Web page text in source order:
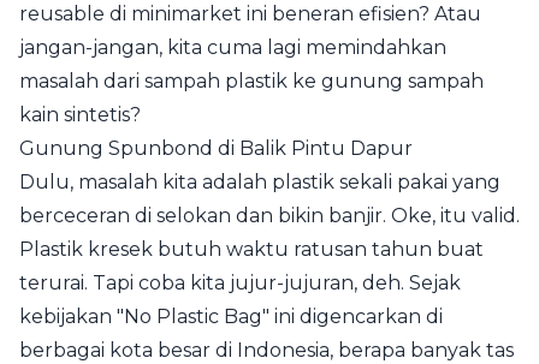
reusable di minimarket ini beneran efisien? Atau
jangan-jangan, kita cuma lagi memindahkan
masalah dari sampah plastik ke gunung sampah
kain sintetis?
Gunung Spunbond di Balik Pintu Dapur
Dulu, masalah kita adalah plastik sekali pakai yang
berceceran di selokan dan bikin banjir. Oke, itu valid.
Plastik kresek butuh waktu ratusan tahun buat
terurai. Tapi coba kita jujur-jujuran, deh. Sejak
kebijakan "No Plastic Bag" ini digencarkan di
berbagai kota besar di Indonesia, berapa banyak tas